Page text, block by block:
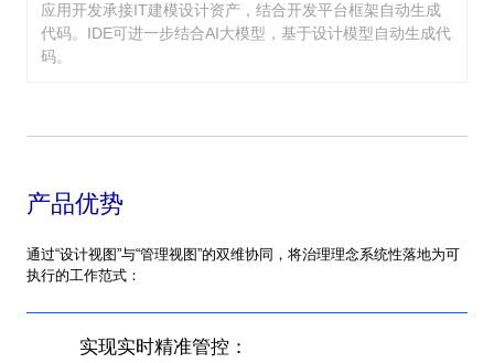
应用开发承接IT建模设计资产，结合开发平台框架自动生成
代码。IDE可进一步结合AI大模型，基于设计模型自动生成代
码。
产品优势
通过“设计视图”与“管理视图”的双维协同，将治理理念系统性落地为可
执行的工作范式：
实现实时精准管控：